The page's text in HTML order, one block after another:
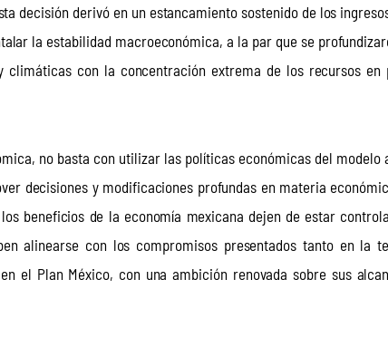
decisión derivó en un estancamiento sostenido de los
la estabilidad macroeconómica, a la par que se
climáticas con la concentración extrema de los recursos en
no basta con utilizar las políticas económicas del modelo
decisiones y modificaciones profundas en materia
beneficios de la economía mexicana dejen de estar
alinearse con los compromisos presentados tanto en la
el Plan México, con una ambición renovada sobre sus